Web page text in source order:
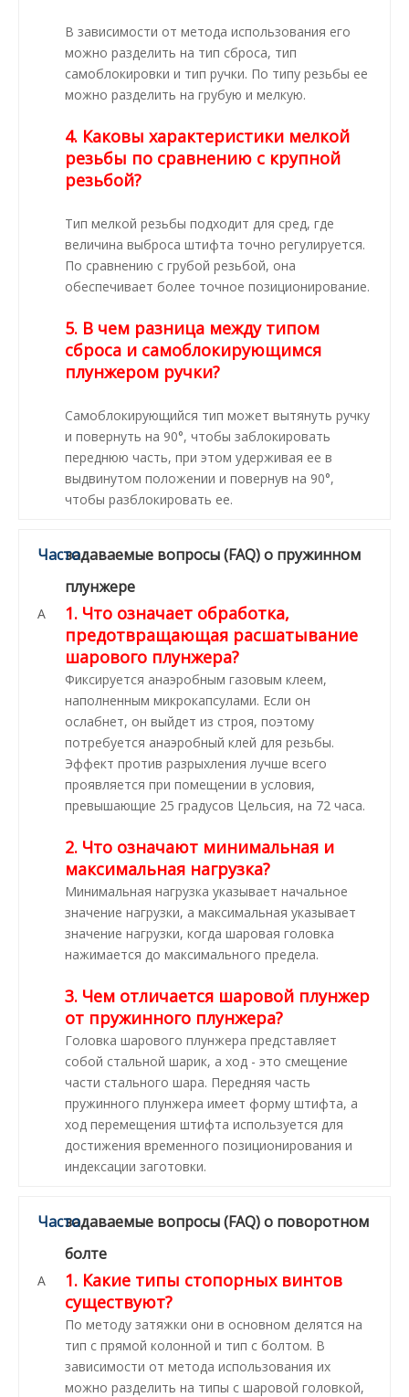
В зависимости от метода использования его
можно разделить на тип сброса, тип
самоблокировки и тип ручки. По типу резьбы ее
можно разделить на грубую и мелкую.
4. Каковы характеристики мелкой
резьбы по сравнению с крупной
резьбой?
Тип мелкой резьбы подходит для сред, где
величина выброса штифта точно регулируется.
По сравнению с грубой резьбой, она
обеспечивает более точное позиционирование.
5. В чем разница между типом
сброса и самоблокирующимся
плунжером ручки?
Самоблокирующийся тип может вытянуть ручку
и повернуть на 90°, чтобы заблокировать
переднюю часть, при этом удерживая ее в
выдвинутом положении и повернув на 90°,
чтобы разблокировать ее.
Частозадаваемые вопросы (FAQ) о пружинном
плунжере
А
1. Что означает обработка,
предотвращающая расшатывание
шарового плунжера?
Фиксируется анаэробным газовым клеем,
наполненным микрокапсулами. Если он
ослабнет, он выйдет из строя, поэтому
потребуется анаэробный клей для резьбы.
Эффект против разрыхления лучше всего
проявляется при помещении в условия,
превышающие 25 градусов Цельсия, на 72 часа.
2. Что означают минимальная и
максимальная нагрузка?
Минимальная нагрузка указывает начальное
значение нагрузки, а максимальная указывает
значение нагрузки, когда шаровая головка
нажимается до максимального предела.
3. Чем отличается шаровой плунжер
от пружинного плунжера?
Головка шарового плунжера представляет
собой стальной шарик, а ход - это смещение
части стального шара. Передняя часть
пружинного плунжера имеет форму штифта, а
ход перемещения штифта используется для
достижения временного позиционирования и
индексации заготовки.
Частозадаваемые вопросы (FAQ) о поворотном
болте
А
1. Какие типы стопорных винтов
существуют?
По методу затяжки они в основном делятся на
тип с прямой колонной и тип с болтом. В
зависимости от метода использования их
можно разделить на типы с шаровой головкой,